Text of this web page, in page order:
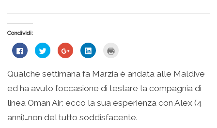
Condividi:
Fai
clic
su
Facebook
apre
una
nuova
Fai
clic
condividere
su
Twitter
(Si
in
una
nuova
finestra)
Fai
clic
condividere
su
Google+
(Si
in
una
nuova
finestra)
Fai
clic
condividere
su
LinkedIn
(Si
in
una
nuova
finestra)
stampare
(Si
apre
in
nuova
finestra)
Qualche settimana fa Marzia è andata alle Maldive
ed ha avuto l’occasione di testare la compagnia di
linea Oman Air: ecco la sua esperienza con Alex (4
anni)…non del tutto soddisfacente.